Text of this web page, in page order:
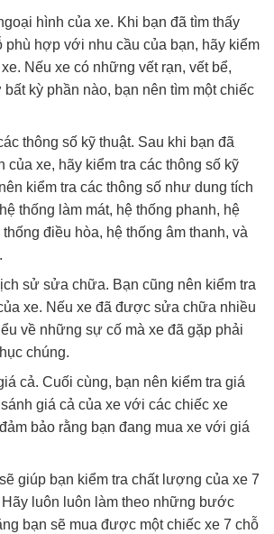
hình của xe. Khi bạn đã tìm thấy
phù hợp với nhu cầu của bạn, hãy kiểm
Nếu xe có những vết rạn, vết bể,
kỳ phần nào, bạn nên tìm một chiếc
thông số kỹ thuật. Sau khi bạn đã
của xe, hãy kiểm tra các thông số kỹ
kiểm tra các thông số như dung tích
thống làm mát, hệ thống phanh, hệ
điều hòa, hệ thống âm thanh, và
sử sửa chữa. Bạn cũng nên kiểm tra
xe. Nếu xe đã được sửa chữa nhiều
về những sự cố mà xe đã gặp phải
chúng.
cả. Cuối cùng, bạn nên kiểm tra giá
giá cả của xe với các chiếc xe
bảo rằng bạn đang mua xe với giá
giúp bạn kiểm tra chất lượng của xe 7
luôn luôn làm theo những bước
bạn sẽ mua được một chiếc xe 7 chỗ